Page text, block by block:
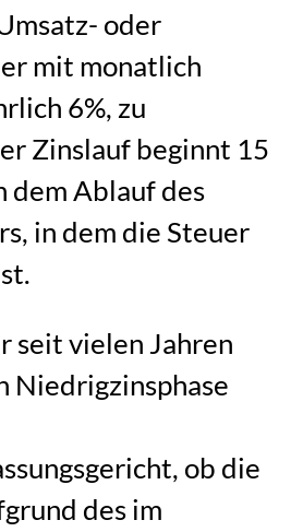
oder
mit monatlich
6%, zu
Zinslauf beginnt 15
dem Ablauf des
in dem die Steuer
seit vielen Jahren
Niedrigzinsphase
ob die
des im